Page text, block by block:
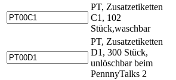
PT, Zusatzetiketten
C1, 102
Stück,waschbar
PT, Zusatzetiketten
D1, 300 Stück,
unlöschbar beim
PennnyTalks 2